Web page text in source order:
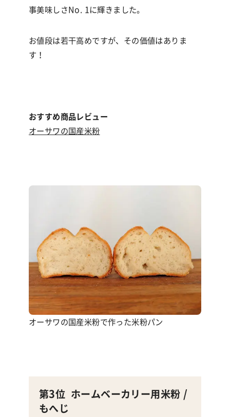
事美味しさNo. 1に輝きました。
お値段は若干高めですが、その価値はありま
す！
おすすめ商品レビュー
オーサワの国産米粉
オーサワの国産米粉で作った米粉パン
第3位 ホームベーカリー用米粉 /
もへじ